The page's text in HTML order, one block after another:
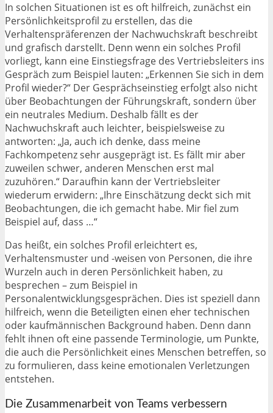
In solchen Situationen ist es oft hilfreich, zunächst ein
Persönlichkeitsprofil zu erstellen, das die
Verhaltenspräferenzen der Nachwuchskraft beschreibt
und grafisch darstellt. Denn wenn ein solches Profil
vorliegt, kann eine Einstiegsfrage des Vertriebsleiters ins
Gespräch zum Beispiel lauten: „Erkennen Sie sich in dem
Profil wieder?“ Der Gesprächseinstieg erfolgt also nicht
über Beobachtungen der Führungskraft, sondern über
ein neutrales Medium. Deshalb fällt es der
Nachwuchskraft auch leichter, beispielsweise zu
antworten: „Ja, auch ich denke, dass meine
Fachkompetenz sehr ausgeprägt ist. Es fällt mir aber
zuweilen schwer, anderen Menschen erst mal
zuzuhören.“ Daraufhin kann der Vertriebsleiter
wiederum erwidern: „Ihre Einschätzung deckt sich mit
Beobachtungen, die ich gemacht habe. Mir fiel zum
Beispiel auf, dass …“
Das heißt, ein solches Profil erleichtert es,
Verhaltensmuster und -weisen von Personen, die ihre
Wurzeln auch in deren Persönlichkeit haben, zu
besprechen – zum Beispiel in
Personalentwicklungsgesprächen. Dies ist speziell dann
hilfreich, wenn die Beteiligten einen eher technischen
oder kaufmännischen Background haben. Denn dann
fehlt ihnen oft eine passende Terminologie, um Punkte,
die auch die Persönlichkeit eines Menschen betreffen, so
zu formulieren, dass keine emotionalen Verletzungen
entstehen.
Die Zusammenarbeit von Teams verbessern